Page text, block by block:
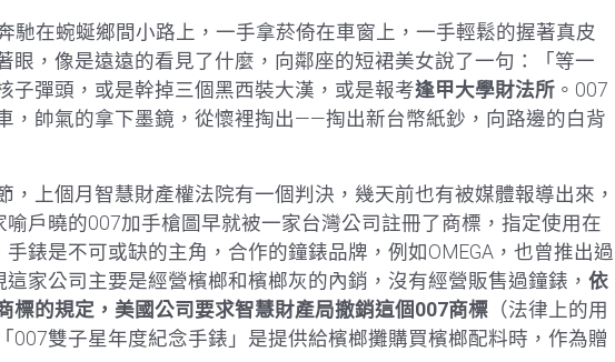
馳在蜿蜒鄉間小路上，一手拿菸倚在車窗上，一手輕鬆的握著真皮
眼，像是遠遠的看見了什麼，向鄰座的短裙美女說了一句：「等一
子彈頭，或是幹掉三個黑西裝大漢，或是報考逢甲大學財法所 。007
，帥氣的拿下墨鏡，從懷裡掏出——掏出新台幣紙鈔，向路邊的白背
上個月智慧財產權法院有一個判決，幾天前也有被媒體報導出來，
戶曉的007加手槍圖早就被一家台灣公司註冊了商標，指定使用在
錶是不可或缺的主角，合作的鐘錶品牌，例如OMEGA，也曾推出過
家公司主要是經營檳榔和檳榔灰的內銷，沒有經營販售過鐘錶， 依
標的規定，美國公司要求智慧財產局撤銷這個007商標 （法律上的用
007雙子星年度紀念手錶」是提供給檳榔攤購買檳榔配料時，作為贈